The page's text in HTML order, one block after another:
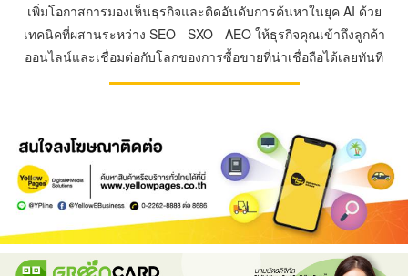
เพิ่มโอกาสการมองเห็นธุรกิจและติดอันดับการค้นหาในยุค AI ด้วย
เทคนิคที่ผสานระหว่าง SEO - SXO - AEO ให้ธุรกิจคุณเข้าถึงลูกค้า
ออนไลน์และเชื่อมต่อกับโลกของการซื้อขายที่น่าเชื่อถือได้เลยทันที